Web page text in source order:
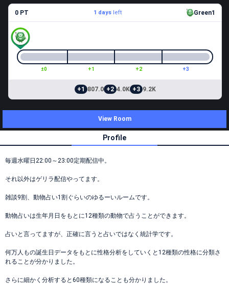
0 PT 1 daysleft Green1
±0 +1 +2 +3
+1 807.0 +2 4.0K +3 9.2K
View Room
Profile
毎週水曜日22:00～23:00定期配信中。
それ以外はゲリラ配信やってます。
雑談9割、動物占い1割ぐらいのゆるーいルームです。
動物占いは生年月日をもとに12種類の動物で占うことができます。
占いと言ってますが、正確に言うと占いではなく統計学です。
何万人もの誕生日データをもとに性格分析をしていくと12種類の性格に分類さ
れることが分かりました。
さらに細かく分析すると60種類になることも分かりました。